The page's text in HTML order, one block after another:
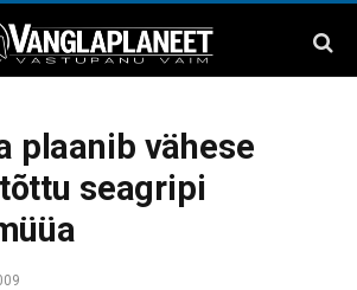
plaanib vähese
seagripi